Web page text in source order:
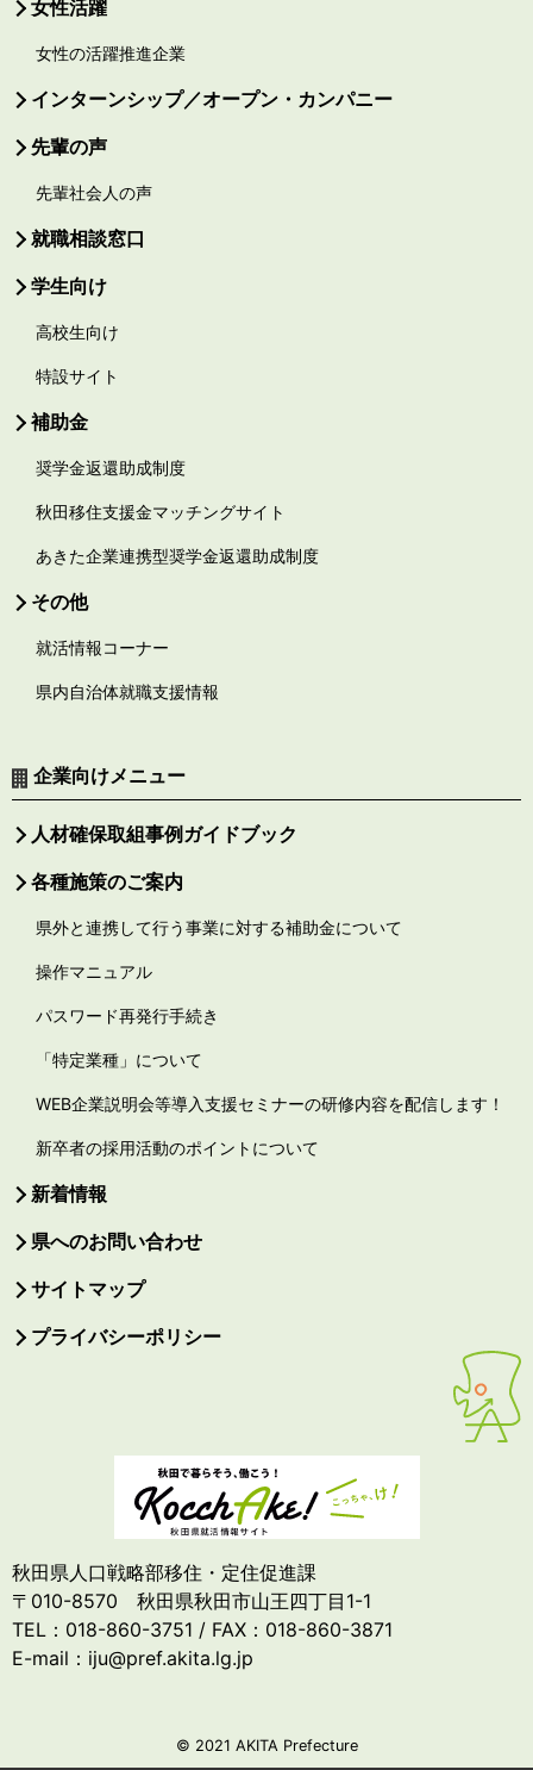
女性活躍
女性の活躍推進企業
インターンシップ／オープン・カンパニー
先輩の声
先輩社会人の声
就職相談窓口
学生向け
高校生向け
特設サイト
補助金
奨学金返還助成制度
秋田移住支援金マッチングサイト
あきた企業連携型奨学金返還助成制度
その他
就活情報コーナー
県内自治体就職支援情報
企業向けメニュー
人材確保取組事例ガイドブック
各種施策のご案内
県外と連携して行う事業に対する補助金について
操作マニュアル
パスワード再発行手続き
「特定業種」について
WEB企業説明会等導入支援セミナーの研修内容を配信します！
新卒者の採用活動のポイントについて
新着情報
県へのお問い合わせ
サイトマップ
プライバシーポリシー
秋田県人口戦略部移住・定住促進課
〒010-8570 秋田県秋田市山王四丁目1-1
TEL：018-860-3751 / FAX：018-860-3871
E-mail：iju@pref.akita.lg.jp
© 2021 AKITA Prefecture